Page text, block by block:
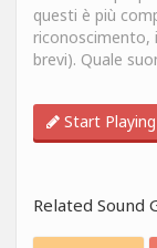
questi è più
riconoscimento,
brevi). Quale
Start Playing
Related Sound